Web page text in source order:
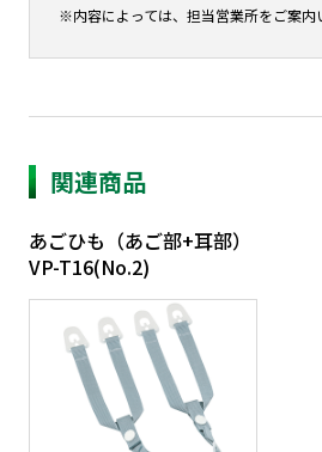
※内容によっては、担当営業所をご案内
関連商品
あごひも（あご部+耳部）
VP-T16(No.2)